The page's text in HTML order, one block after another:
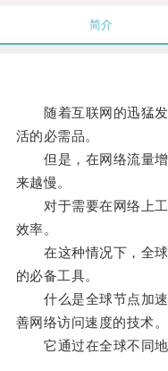
简介
随着互联网的迅猛发
活的必需品。
但是，在网络流量增
来越慢。
对于需要在网络上工
效率。
在这种情况下，全球
的必备工具。
什么是全球节点加速
善网络访问速度的技术。
它通过在全球不同地